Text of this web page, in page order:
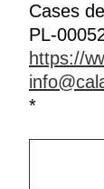
Cases
PL-
https://
*